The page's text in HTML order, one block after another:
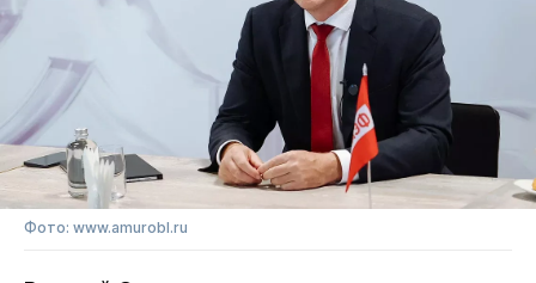
Фото: www.amurobl.ru